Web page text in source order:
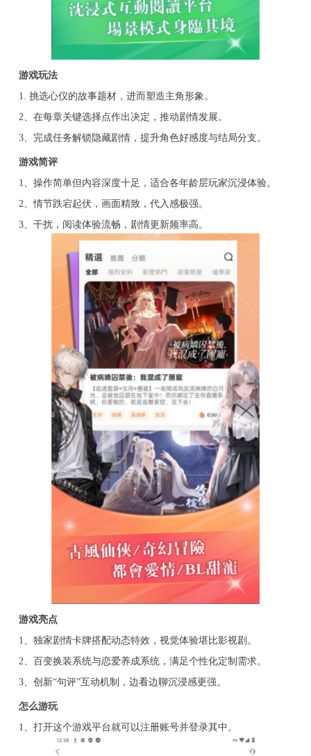
游戏玩法
1. 挑选心仪的故事题材，进而塑造主角形象。
2、在每章关键选择点作出决定，推动剧情发展。
3、完成任务解锁隐藏剧情，提升角色好感度与结局分支。
游戏简评
1、操作简单但内容深度十足，适合各年龄层玩家沉浸体验。
2、情节跌宕起伏，画面精致，代入感极强。
3、干扰，阅读体验流畅，剧情更新频率高。
游戏亮点
1、独家剧情卡牌搭配动态特效，视觉体验堪比影视剧。
2、百变换装系统与恋爱养成系统，满足个性化定制需求。
3、创新“句评”互动机制，边看边聊沉浸感更强。
怎么游玩
1、打开这个游戏平台就可以注册账号并登录其中。